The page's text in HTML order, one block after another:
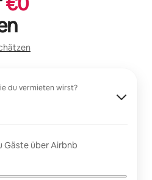
du vermieten wirst?
Gäste über Airbnb